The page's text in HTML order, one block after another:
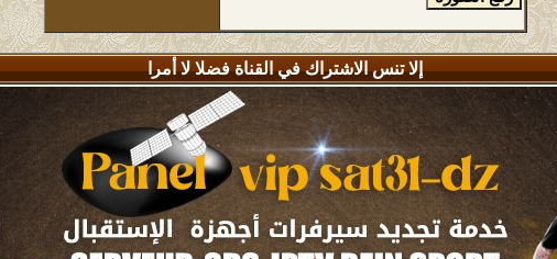
إلا تنس الاشتراك في القناة فضلا لا أمرا